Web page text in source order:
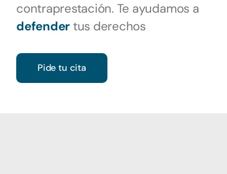
contraprestación. Te ayudamos a
defendertus derechos
Pide tu cita